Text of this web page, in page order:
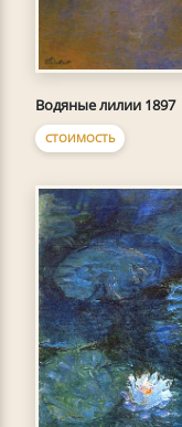
Водяные лилии 1897
СТОИМОСТЬ